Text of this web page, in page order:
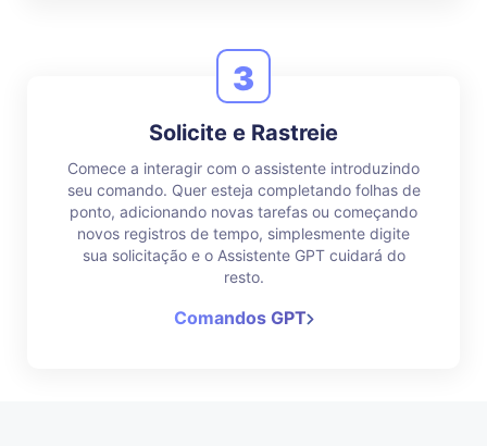
3
Solicite e Rastreie
Comece a interagir com o assistente introduzindo
seu comando. Quer esteja completando folhas de
ponto, adicionando novas tarefas ou começando
novos registros de tempo, simplesmente digite
sua solicitação e o Assistente GPT cuidará do
resto.
Comandos GPT